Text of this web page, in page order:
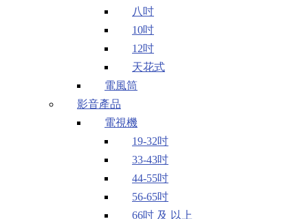
八吋
10吋
12吋
天花式
電風筒
影音產品
電視機
19-32吋
33-43吋
44-55吋
56-65吋
66吋 及 以上